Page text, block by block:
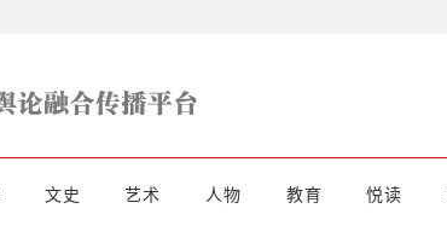
文史 艺术 人物 教育 悦读